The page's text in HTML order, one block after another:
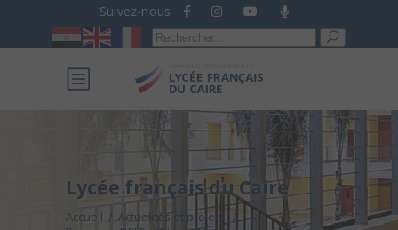
Suivez-nous
Recherche
pour :
Lycée français du Caire
Accueil / Actualités et projets
/